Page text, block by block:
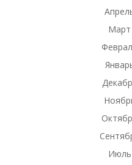
Март
Июль